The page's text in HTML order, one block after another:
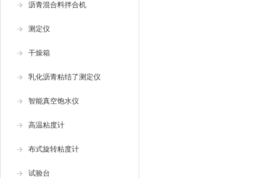
沥青混合料拌合机
测定仪
干燥箱
乳化沥青粘结了测定仪
智能真空饱水仪
高温粘度计
布式旋转粘度计
试验台